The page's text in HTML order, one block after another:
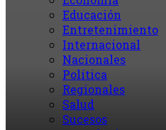
Educación
Entretenimiento
Internacional
Nacionales
Política
Regionales
Salud
Sucesos